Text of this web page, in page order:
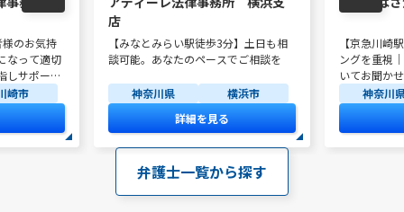
のお気持
なって適切
しサポート
崎市
店
【みなとみらい駅徒歩3分】土日も相
談可能。あなたのペースでご相談を
神奈川県
横浜市
詳細を見る
【京急川崎
ングを重視
いてお聞か
神奈川
弁護士一覧から探す